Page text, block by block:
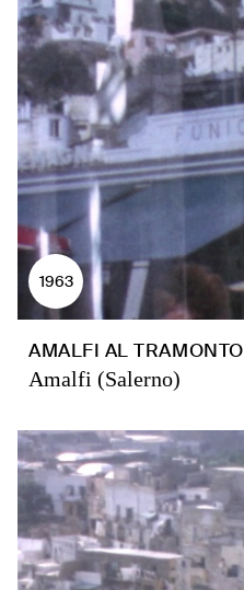
1963
AMALFI AL TRAMONTO
Amalfi (Salerno)